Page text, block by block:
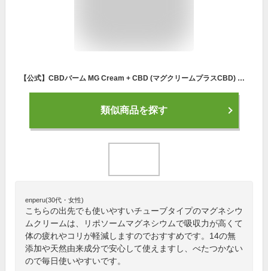
【公式】CBDバーム MG Cream + CBD (マグクリームプラスCBD) 20g 60g スポーツバーム CBDクリーム マグネシウム クリーム バーム 日本製 リラックス スポーツ 筋肉 マッサージ アスリート 高濃度 肩 腰 ギフト対応 THC フリー【マグバーム公式通販】
類似商品を探す
enperu(30代・女性)
こちらの出先でも使いやすいチューブタイプのマグネシウ
ムクリームは、リポソームマグネシウムで吸収力が高くて
体の疲れやコリが軽減しますのでおすすめです。14の無
添加や天然由来成分で安心して使えますし、べたつかない
ので毎日使いやすいです。